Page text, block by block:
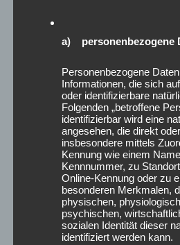
Januar 2026
Dezember 2025
Oktober 2025
September 2025
August 2025
April 2025
März 2025
Februar 2025
Januar 2025
Dezember 2024
a) personenbezogene
Personenbezogene
Informationen, die sich
oder identifizierbare
Folgenden „betroffene
identifizierbar wird eine
angesehen, die direkt
insbesondere mittels
Kennung wie einem
Kennnummer, zu
Online-Kennung oder zu
besonderen Merkmalen,
physischen,
psychischen,
sozialen Identität dieser
identifiziert werden kann.